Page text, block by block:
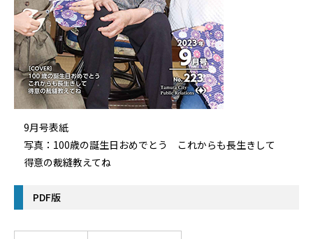
9月号表紙
写真：100歳の誕生日おめでとう これからも長生きして
得意の裁縫教えてね
PDF版